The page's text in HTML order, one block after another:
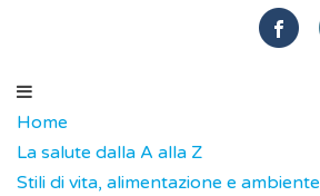
Home
La salute dalla A alla Z
Stili di vita, alimentazione e ambiente